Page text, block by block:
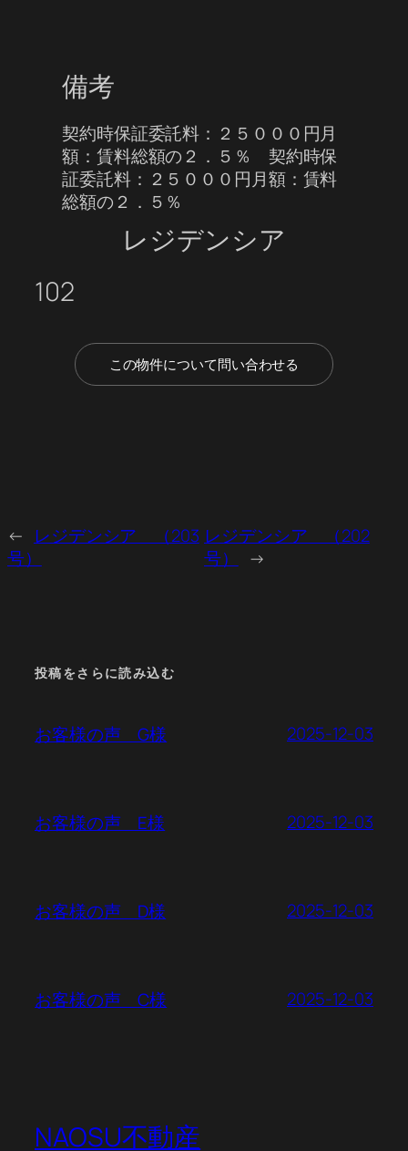
備考
契約時保証委託料：２５０００円月
額：賃料総額の２．５％ 契約時保
証委託料：２５０００円月額：賃料
総額の２．５％
レジデンシア
102
この物件について問い合わせる
←
レジデンシア （203
号）
レジデンシア （202
号）
→
投稿をさらに読み込む
お客様の声 G様 2025-12-03
お客様の声 E様 2025-12-03
お客様の声 D様 2025-12-03
お客様の声 C様 2025-12-03
NAOSU不動産